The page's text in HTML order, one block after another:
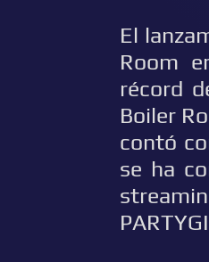
El
Room
récord
Boiler
contó
se ha